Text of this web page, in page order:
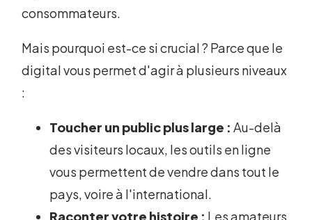
consommateurs.
Mais pourquoi est-ce si crucial ? Parce que le
digital vous permet d'agir à plusieurs niveaux
:
Toucher un public plus large : Au-delà
des visiteurs locaux, les outils en ligne
vous permettent de vendre dans tout le
pays, voire à l'international.
Raconter votre histoire : Les amateurs